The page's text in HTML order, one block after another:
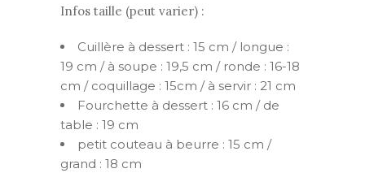
Infos taille (peut varier) :
Cuillère à dessert : 15 cm / longue :
19 cm / à soupe : 19,5 cm / ronde : 16-18
cm / coquillage : 15cm / à servir : 21 cm
Fourchette à dessert : 16 cm / de
table : 19 cm
petit couteau à beurre : 15 cm /
grand : 18 cm